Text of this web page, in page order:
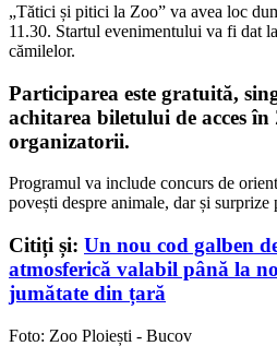
„Tătici și pitici la Zoo” va avea loc
11.30. Startul evenimentului va fi dat
cămilelor.
Participarea este gratuită,
achitarea biletului de acces în
organizatorii.
Programul va include concurs de
povești despre animale, dar și
Citiți și: Un nou cod galben
atmosferică valabil până la
jumătate din țară
Foto: Zoo Ploiești - Bucov